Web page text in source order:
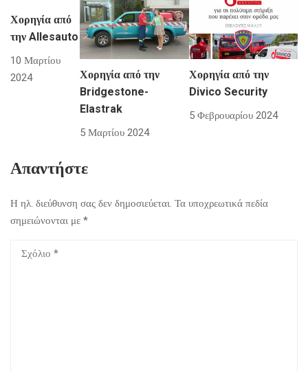
Χορηγία από
την Allesauto
10 Μαρτίου
2024
Χορηγία από την
Bridgestone-
Elastrak
5 Μαρτίου 2024
Χορηγία από την
Divico Security
5 Φεβρουαρίου 2024
Απαντήστε
Η ηλ. διεύθυνση σας δεν δημοσιεύεται. Τα υποχρεωτικά πεδία
σημειώνονται με *